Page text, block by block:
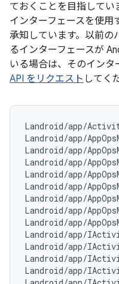
ておくことを目指してい
インターフェースを使用
承知しています。以前の
るインターフェースが
いる場合は、そのインタ
API をリクエスト してく
Landroid/app/
Landroid/app/
Landroid/app/
Landroid/app/
Landroid/app/
Landroid/app/
Landroid/app/
Landroid/app/
Landroid/app/
Landroid/app/
Landroid/app/
Landroid/app/
Landroid/app/